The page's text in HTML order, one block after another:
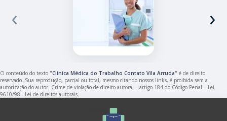
‹ ›
O conteúdo do texto "Clínica Médica do Trabalho Contato Vila Arruda" é de direito
reservado. Sua reprodução, parcial ou total, mesmo citando nossos links, é proibida sem a
autorização do autor. Crime de violação de direito autoral – artigo 184 do Código Penal – Lei
9610/98 - Lei de direitos autorais.